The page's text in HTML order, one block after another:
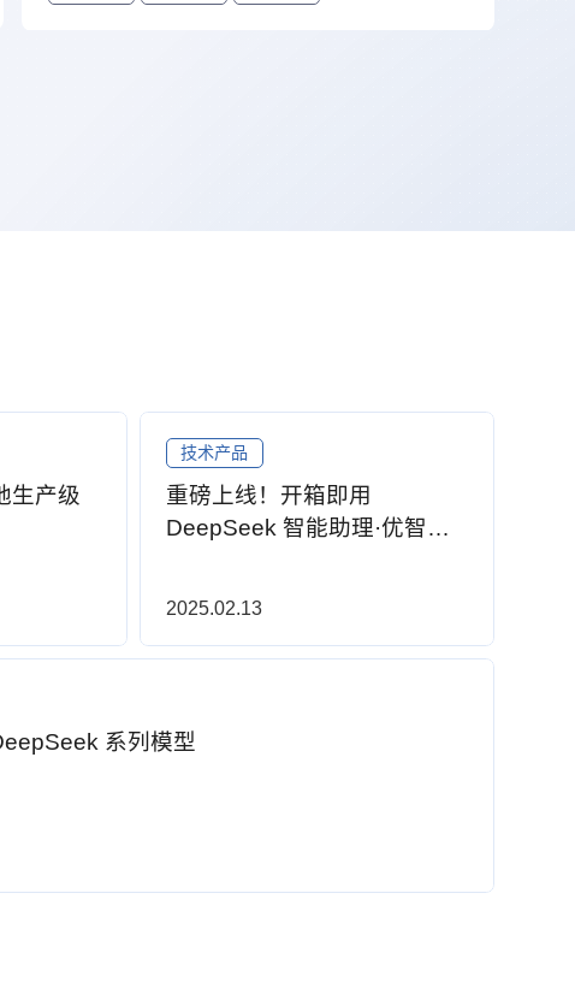
生产级
技术产品
重磅上线！开箱即用
DeepSeek 智能助理·优智推
2025.02.13
系列模型